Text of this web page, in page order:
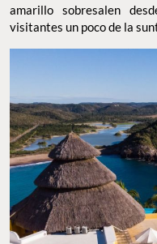
amarillo sobresalen
visitantes un poco de la